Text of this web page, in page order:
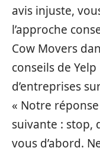
avis injuste,
l’approche
Cow Movers
conseils de
d’entreprises
« Notre
suivante : stop,
vous d’abord.